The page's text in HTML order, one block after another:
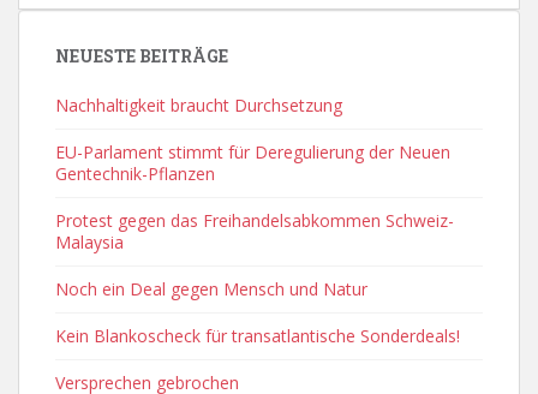
NEUESTE BEITRÄGE
Nachhaltigkeit braucht Durchsetzung
EU-Parlament stimmt für Deregulierung der Neuen
Gentechnik-Pflanzen
Protest gegen das Freihandelsabkommen Schweiz-
Malaysia
Noch ein Deal gegen Mensch und Natur
Kein Blankoscheck für transatlantische Sonderdeals!
Versprechen gebrochen